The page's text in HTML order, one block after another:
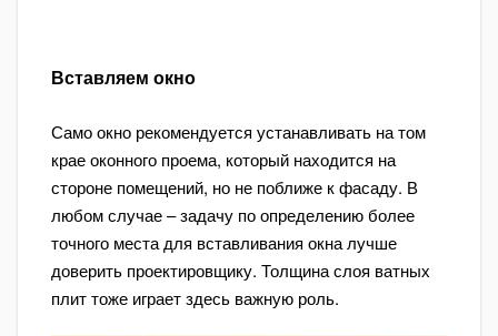
Вставляем окно
Само окно рекомендуется устанавливать на том
крае оконного проема, который находится на
стороне помещений, но не поближе к фасаду. В
любом случае – задачу по определению более
точного места для вставливания окна лучше
доверить проектировщику. Толщина слоя ватных
плит тоже играет здесь важную роль.